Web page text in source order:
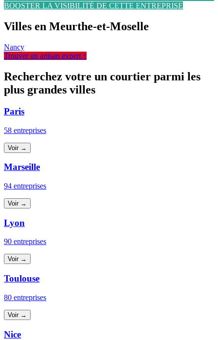
BOOSTER LA VISIBILITÉ DE CETTE ENTREPRISE
Villes en Meurthe-et-Moselle
Nancy
Trouver un artisan expert ↑
Recherchez votre un courtier parmi les
plus grandes villes
Paris
58 entreprises
Voir →
Marseille
94 entreprises
Voir →
Lyon
90 entreprises
Voir →
Toulouse
80 entreprises
Voir →
Nice